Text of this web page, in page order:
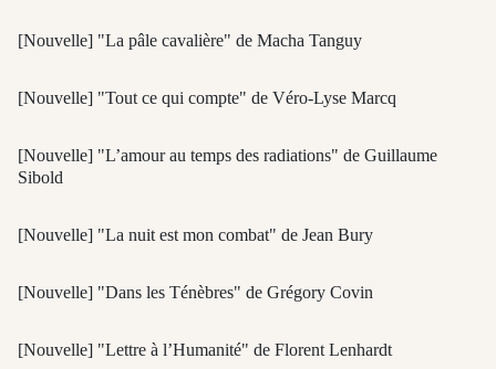
[Nouvelle] "La pâle cavalière" de Macha Tanguy
[Nouvelle] "Tout ce qui compte" de Véro-Lyse Marcq
[Nouvelle] "L’amour au temps des radiations" de Guillaume
Sibold
[Nouvelle] "La nuit est mon combat" de Jean Bury
[Nouvelle] "Dans les Ténèbres" de Grégory Covin
[Nouvelle] "Lettre à l’Humanité" de Florent Lenhardt